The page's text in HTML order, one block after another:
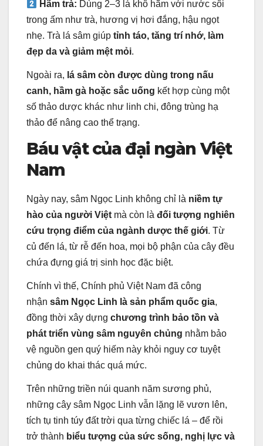
Hãm trà: Dùng 2–3 lá khô hãm với nước sôi
trong ấm như trà, hương vị hơi đắng, hậu ngọt
nhẹ. Trà lá sâm giúp tỉnh táo, tăng trí nhớ, làm
đẹp da và giảm mệt mỏi.
Ngoài ra, lá sâm còn được dùng trong nấu
canh, hầm gà hoặc sắc uống kết hợp cùng một
số thảo dược khác như linh chi, đông trùng hạ
thảo để nâng cao thể trạng.
Báu vật của đại ngàn Việt
Nam
Ngày nay, sâm Ngọc Linh không chỉ là niềm tự
hào của người Việt mà còn là đối tượng nghiên
cứu trọng điểm của ngành dược thế giới. Từ
củ đến lá, từ rễ đến hoa, mọi bộ phận của cây đều
chứa đựng giá trị sinh học đặc biệt.
Chính vì thế, Chính phủ Việt Nam đã công
nhận sâm Ngọc Linh là sản phẩm quốc gia,
đồng thời xây dựng chương trình bảo tồn và
phát triển vùng sâm nguyên chủng nhằm bảo
vệ nguồn gen quý hiếm này khỏi nguy cơ tuyệt
chủng do khai thác quá mức.
Trên những triền núi quanh năm sương phủ,
những cây sâm Ngọc Linh vẫn lặng lẽ vươn lên,
tích tụ tinh túy đất trời qua từng chiếc lá – để rồi
trở thành biểu tượng của sức sống, nghị lực và